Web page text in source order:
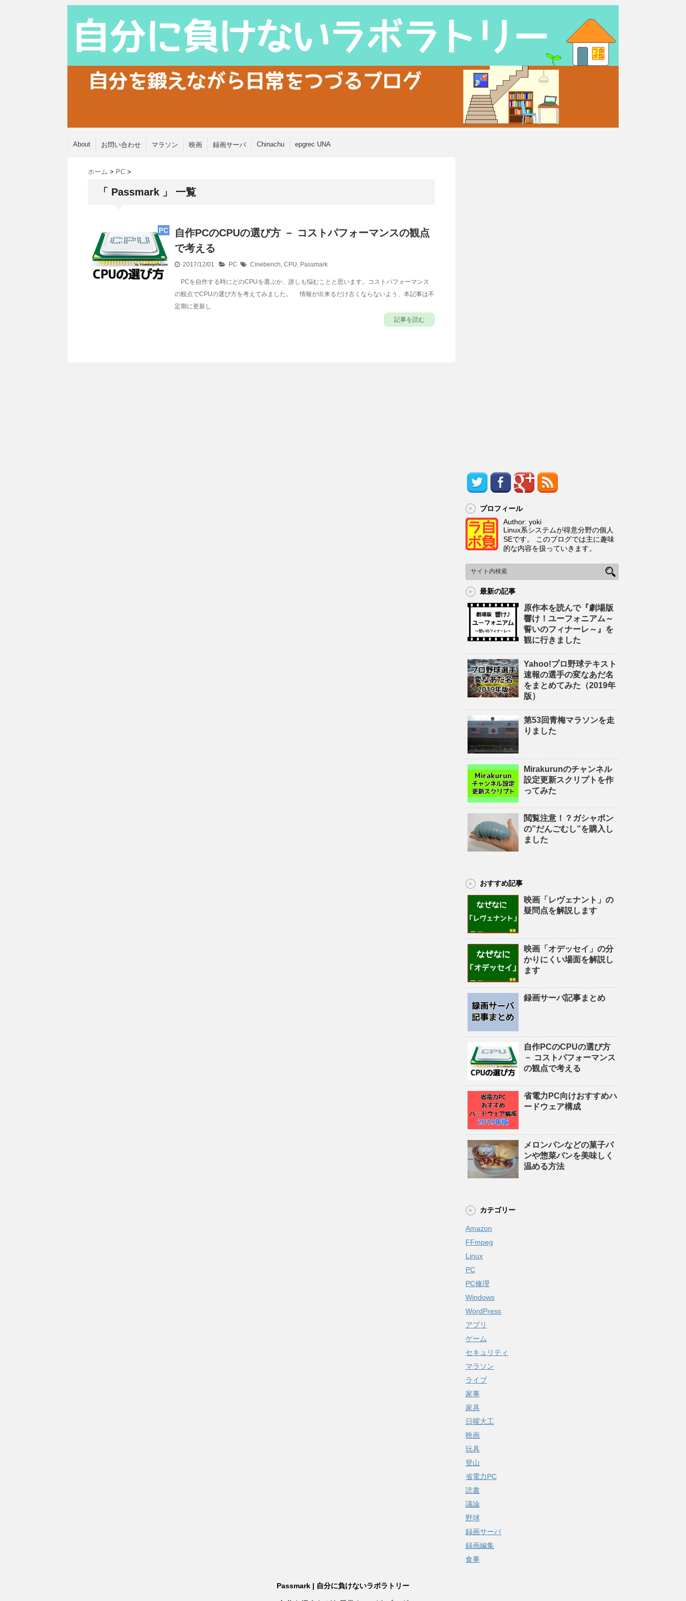
About お問い合わせ マラソン 映画 録画サーバ Chinachu epgrec UNA
ホーム > PC >
「 Passmark 」 一覧
PC
自作PCのCPUの選び方 － コストパフォーマンスの観点
で考える
2017/12/01 PC Cinebench, CPU, Passmark
PCを自作する時にどのCPUを選ぶか、誰しも悩むことと思います。コストパフォーマンス
の観点でCPUの選び方を考えてみました。 情報が出来るだけ古くならないよう、本記事は不
定期に更新し
記事を読む
プロフィール
Author: yoki
Linux系システムが得意分野の個人
SEです。 このブログでは主に趣味
的な内容を扱っていきます。
最新の記事
原作本を読んで『劇場版
響け！ユーフォニアム～
誓いのフィナーレ～』を
観に行きました
Yahoo!プロ野球テキスト
速報の選手の変なあだ名
をまとめてみた（2019年
版）
第53回青梅マラソンを走
りました
Mirakurunのチャンネル
設定更新スクリプトを作
ってみた
閲覧注意！？ガシャポン
の”だんごむし”を購入し
ました
おすすめ記事
映画「レヴェナント」の
疑問点を解説します
映画「オデッセイ」の分
かりにくい場面を解説し
ます
録画サーバ記事まとめ
自作PCのCPUの選び方
－ コストパフォーマンス
の観点で考える
省電力PC向けおすすめハ
ードウェア構成
メロンパンなどの菓子パ
ンや惣菜パンを美味しく
温める方法
カテゴリー
Amazon
FFmpeg
Linux
PC
PC修理
Windows
WordPress
アプリ
ゲーム
セキュリティ
マラソン
ライブ
家事
家具
日曜大工
映画
玩具
登山
省電力PC
読書
議論
野球
録画サーバ
録画編集
食事
Passmark | 自分に負けないラボラトリー